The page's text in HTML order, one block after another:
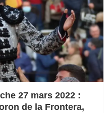
27 mars 2022 :
de la Frontera,